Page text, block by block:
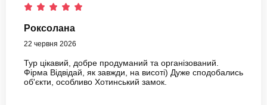
Роксолана
22 червня 2026
Тур цікавий, добре продуманий та організований.
Фірма Відвідай, як завжди, на висоті) Дуже сподобались
об'єкти, особливо Хотинський замок.